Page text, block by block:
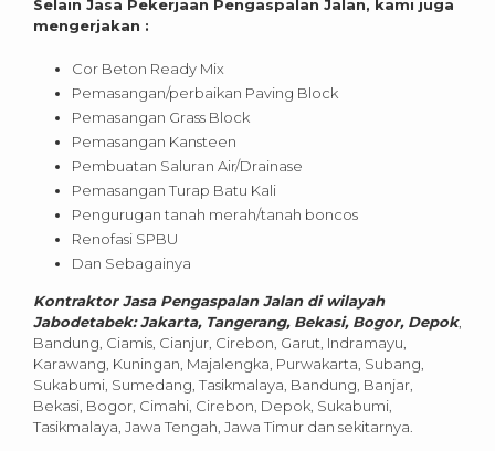
Selain Jasa Pekerjaan Pengaspalan Jalan, kami juga
mengerjakan :
Cor Beton Ready Mix
Pemasangan/perbaikan Paving Block
Pemasangan Grass Block
Pemasangan Kansteen
Pembuatan Saluran Air/Drainase
Pemasangan Turap Batu Kali
Pengurugan tanah merah/tanah boncos
Renofasi SPBU
Dan Sebagainya
Kontraktor Jasa Pengaspalan Jalan di wilayah
Jabodetabek: Jakarta, Tangerang, Bekasi, Bogor, Depok,
Bandung, Ciamis, Cianjur, Cirebon, Garut, Indramayu,
Karawang, Kuningan, Majalengka, Purwakarta, Subang,
Sukabumi, Sumedang, Tasikmalaya, Bandung, Banjar,
Bekasi, Bogor, Cimahi, Cirebon, Depok, Sukabumi,
Tasikmalaya, Jawa Tengah, Jawa Timur dan sekitarnya.